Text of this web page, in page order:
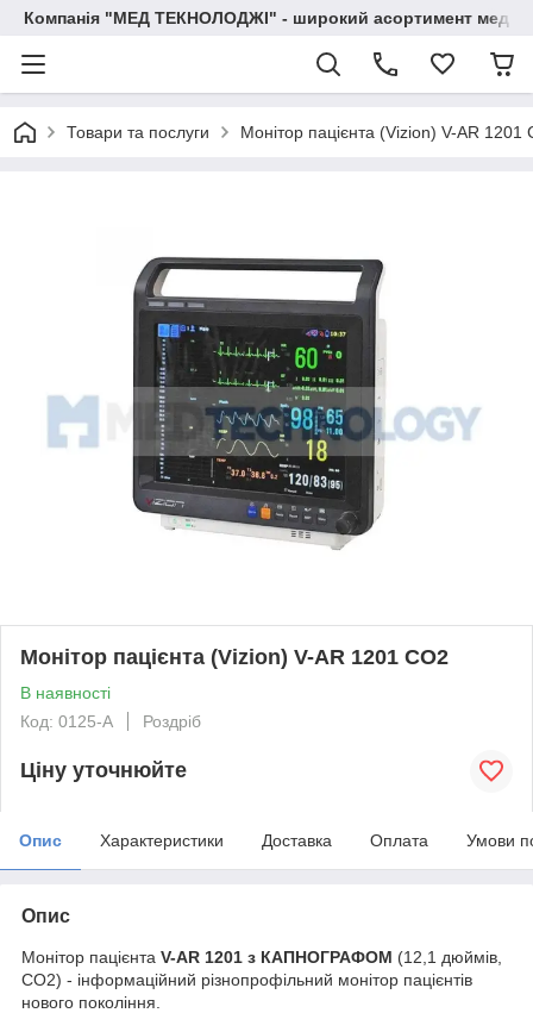
Компанія "МЕД ТЕКНОЛОДЖІ" - широкий асортимент
Товари та послуги Монітор пацієнта (Vizion) V-AR 1201
Монітор пацієнта (Vizion) V-AR 1201 CO2
В наявності
Код: 0125-A
Роздріб
Ціну уточнюйте
Опис Характеристики Доставка Оплата Умови
Опис
Монітор пацієнта V-AR 1201 з КАПНОГРАФОМ (12,1 дюймів,
СО2) - інформаційний різнопрофільний монітор пацієнтів
нового покоління.